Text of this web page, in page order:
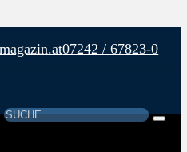
07242 / 67823-0
Suchen